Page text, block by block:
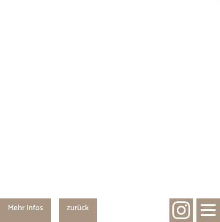
Mehr Infos zurück